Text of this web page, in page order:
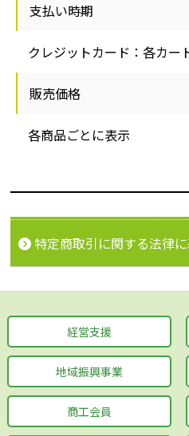
支払い時期
クレジットカード：各カー
販売価格
各商品ごとに表示
特定商取引に関する法律
経営支援
地域振興事業
商工会員